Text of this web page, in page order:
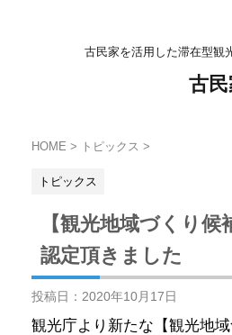
古民家を活用した滞在型観
古
HOME > トピックス >
トピックス
【観光地域づくり
認定頂きました
投稿日： 2020年10月17日
観光庁より新たな【観光地域